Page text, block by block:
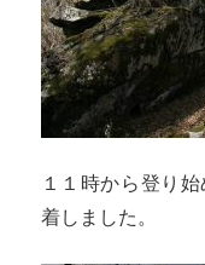
１１時から登り
着しました。